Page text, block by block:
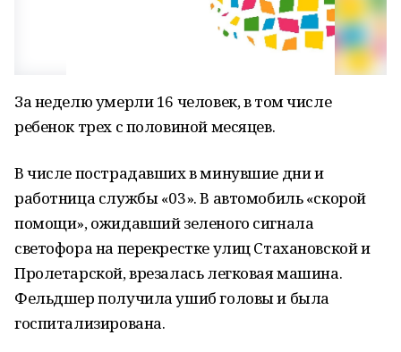
За неделю умерли 16 человек, в том числе
ребенок трех с половиной месяцев.
В числе пострадавших в минувшие дни и
работница службы «03». В автомобиль «скорой
помощи», ожидавший зеленого сигнала
светофора на перекрестке улиц Стахановской и
Пролетарской, врезалась легковая машина.
Фельдшер получила ушиб головы и была
госпитализирована.